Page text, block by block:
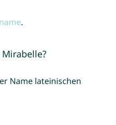
.
Name lateinischen